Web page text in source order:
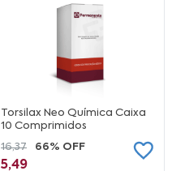
Torsilax Neo Química Caixa
10 Comprimidos
16,37
66% OFF
5,49